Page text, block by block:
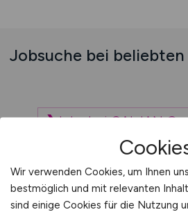
Jobsuche bei
Jobs bei CALJAN
Jobs bei CONDIO
Wir verwenden Cookies, um Ihnen
bestmöglich und mit relevanten
sind einige Cookies für die Nutzung